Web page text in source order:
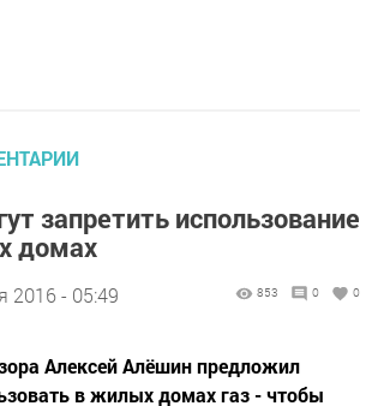
запретить использование
домах
2016 - 05:49 853 0 0
Алексей Алёшин предложил
в жилых домах газ - чтобы